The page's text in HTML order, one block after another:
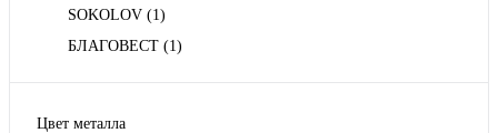
SOKOLOV (1)
БЛАГОВЕСТ (1)
Цвет металла